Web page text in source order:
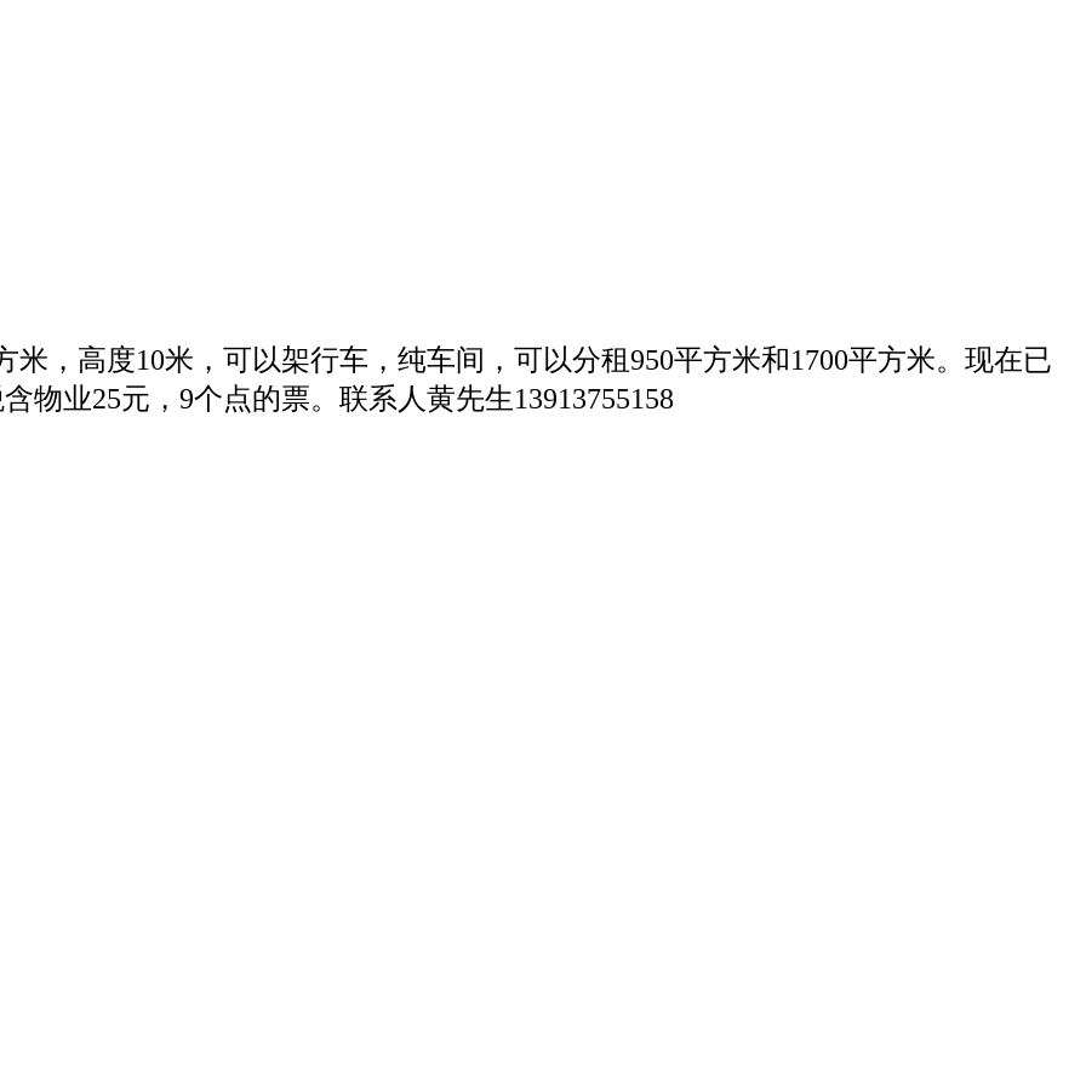
，高度10米，可以架行车，纯车间，可以分租950平方米和1700平方米。现在已
物业25元，9个点的票。联系人黄先生13913755158